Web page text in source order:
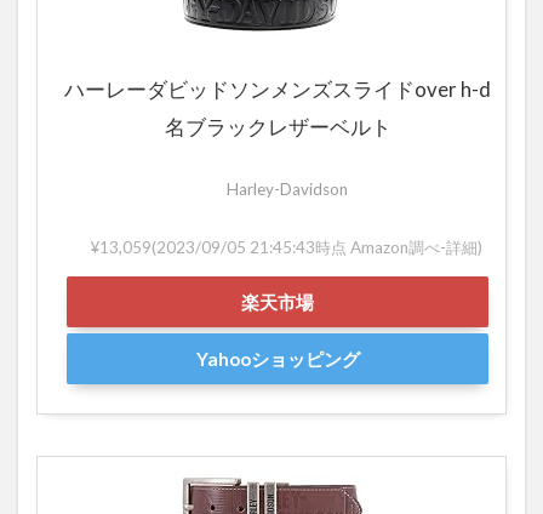
ハーレーダビッドソンメンズスライドover h-d
名ブラックレザーベルト
Harley-Davidson
¥13,059(2023/09/05 21:45:43時点 Amazon調べ-詳細)
楽天市場
Yahooショッピング